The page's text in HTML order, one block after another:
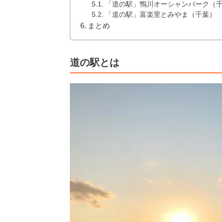
「道の駅」鴨川オーシャンパーク（
「道の駅」富楽里とみやま（千葉）
まとめ
道の駅とは